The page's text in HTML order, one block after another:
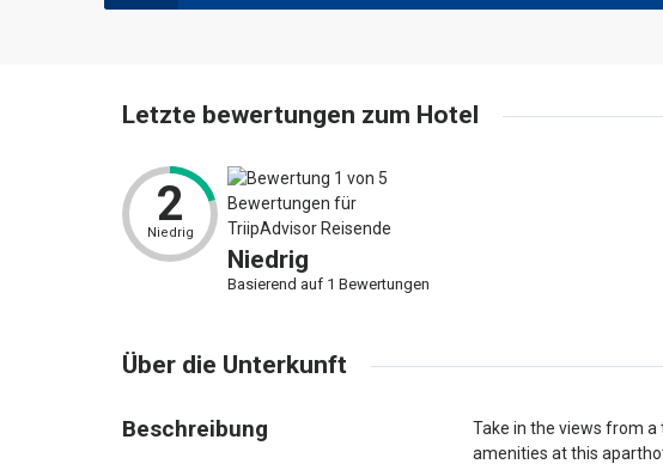
Letzte bewertungen zum Hotel
2
Niedrig
Niedrig
Basierend auf 1 Bewertungen
Über die Unterkunft
Beschreibung
Take in the views from
amenities at this